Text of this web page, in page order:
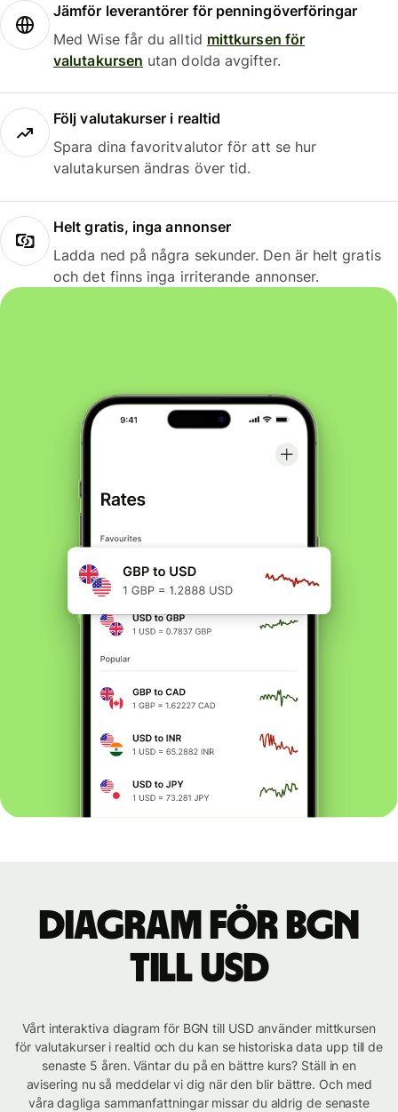
Jämför leverantörer för penningöverföringar
Med Wise får du alltid mittkursen för
valutakursen utan dolda avgifter.
Följ valutakurser i realtid
Spara dina favoritvalutor för att se hur
valutakursen ändras över tid.
Helt gratis, inga annonser
Ladda ned på några sekunder. Den är helt gratis
och det finns inga irriterande annonser.
Diagram för BGN
till USD
Vårt interaktiva diagram för BGN till USD använder mittkursen
för valutakurser i realtid och du kan se historiska data upp till de
senaste 5 åren. Väntar du på en bättre kurs? Ställ in en
avisering nu så meddelar vi dig när den blir bättre. Och med
våra dagliga sammanfattningar missar du aldrig de senaste